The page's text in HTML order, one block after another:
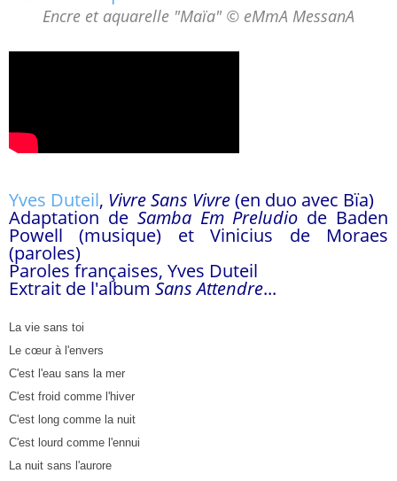
Encre et aquarelle "Maïa" © eMmA MessanA
Yves Duteil, Vivre Sans Vivre(en duo avec Bïa)
Adaptation de Samba Em Preludio de Baden
Powell (musique) et Vinicius de Moraes
(paroles)
Paroles françaises, Yves Duteil
Extrait de l'album Sans Attendre...
La vie sans toi
Le cœur à l'envers
C'est l'eau sans la mer
C'est froid comme l'hiver
C'est long comme la nuit
C'est lourd comme l'ennui
La nuit sans l'aurore